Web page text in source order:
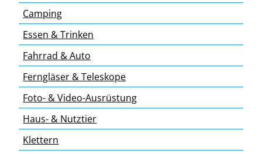
Camping
Essen & Trinken
Fahrrad & Auto
Ferngläser & Teleskope
Foto- & Video-Ausrüstung
Haus- & Nutztier
Klettern